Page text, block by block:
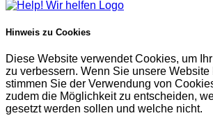
Hinweis zu Cookies
Diese Website verwendet Cookies, um
zu verbessern. Wenn Sie unsere Website
stimmen Sie der Verwendung von
zudem die Möglichkeit zu entscheiden,
gesetzt werden sollen und welche nicht.